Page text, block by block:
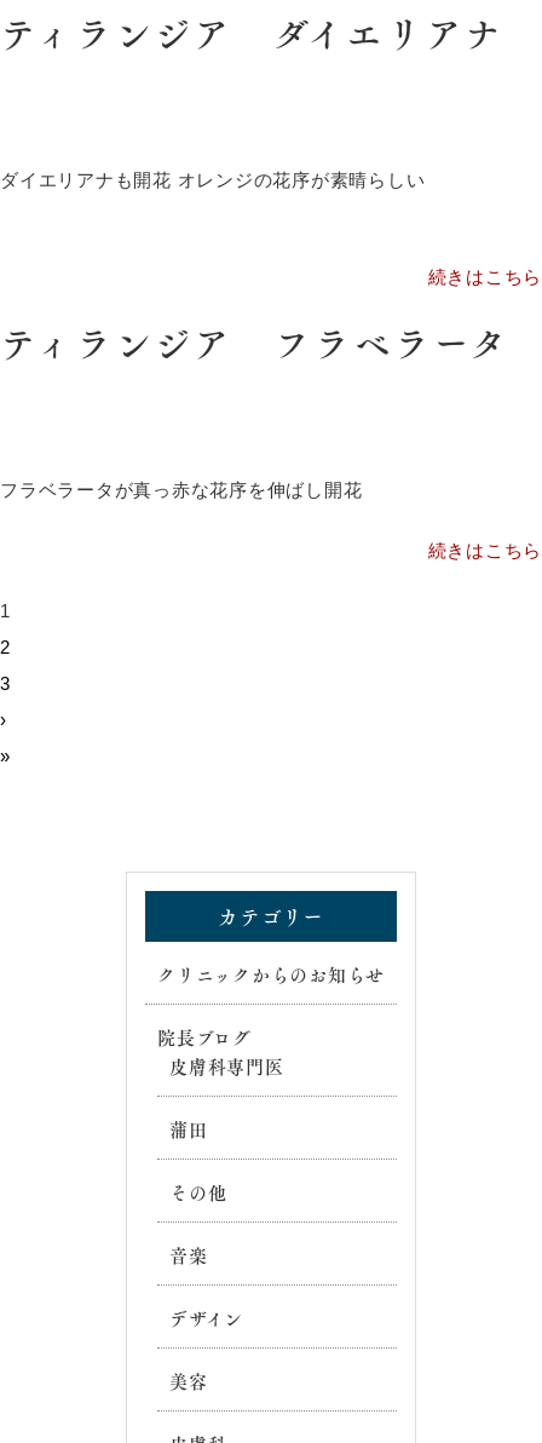
ティランジア ダイエリアナ
ダイエリアナも開花 オレンジの花序が素晴らしい
続きはこちら
ティランジア フラベラータ
フラベラータが真っ赤な花序を伸ばし開花
続きはこちら
1
2
3
›
»
カテゴリー
クリニックからのお知らせ
院長ブログ
皮膚科専門医
蒲田
その他
音楽
デザイン
美容